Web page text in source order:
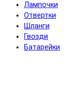
Лампочки
Отвертки
Шланги
Гвозди
Батарейки